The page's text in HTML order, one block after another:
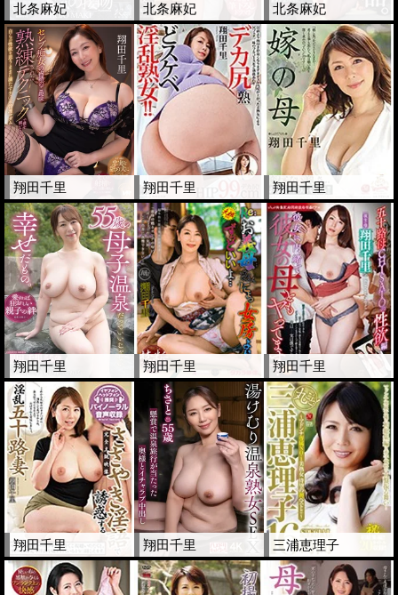
北条麻妃 北条麻妃 北条麻妃
翔田千里 翔田千里 翔田千里
翔田千里 翔田千里 翔田千里
翔田千里 翔田千里 三浦恵理子